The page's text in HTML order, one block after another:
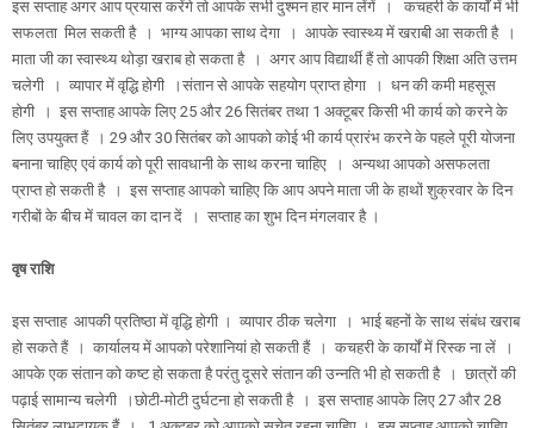
इस सप्ताह अगर आप प्रयास करेंगे तो आपके सभी दुश्मन हार मान लेंगें । कचहरी के कार्यों में भी
सफलता मिल सकती है । भाग्य आपका साथ देगा । आपके स्वास्थ्य में खराबी आ सकती है ।
माता जी का स्वास्थ्य थोड़ा खराब हो सकता है । अगर आप विद्यार्थी हैं तो आपकी शिक्षा अति उत्तम
चलेगी । व्यापार में वृद्धि होगी ।संतान से आपके सहयोग प्राप्त होगा । धन की कमी महसूस
होगी । इस सप्ताह आपके लिए 25 और 26 सितंबर तथा 1 अक्टूबर किसी भी कार्य को करने के
लिए उपयुक्त हैं । 29 और 30 सितंबर को आपको कोई भी कार्य प्रारंभ करने के पहले पूरी योजना
बनाना चाहिए एवं कार्य को पूरी सावधानी के साथ करना चाहिए । अन्यथा आपको असफलता
प्राप्त हो सकती है । इस सप्ताह आपको चाहिए कि आप अपने माता जी के हाथों शुक्रवार के दिन
गरीबों के बीच में चावल का दान दें । सप्ताह का शुभ दिन मंगलवार है ।
वृष राशि
इस सप्ताह आपकी प्रतिष्ठा में वृद्धि होगी । व्यापार ठीक चलेगा । भाई बहनों के साथ संबंध खराब
हो सकते हैं । कार्यालय में आपको परेशानियां हो सकती हैं । कचहरी के कार्यों में रिस्क ना लें ।
आपके एक संतान को कष्ट हो सकता है परंतु दूसरे संतान की उन्नति भी हो सकती है । छात्रों की
पढ़ाई सामान्य चलेगी ।छोटी-मोटी दुर्घटना हो सकती है । इस सप्ताह आपके लिए 27 और 28